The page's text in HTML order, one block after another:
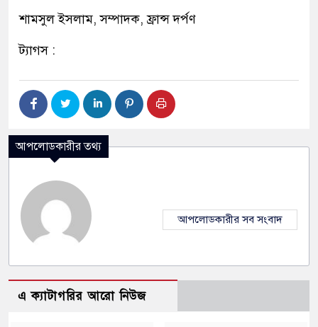
শামসুল ইসলাম, সম্পাদক, ফ্রান্স দর্পণ
ট্যাগস :
আপলোডকারীর তথ্য
আপলোডকারীর সব সংবাদ
এ ক্যাটাগরির আরো নিউজ